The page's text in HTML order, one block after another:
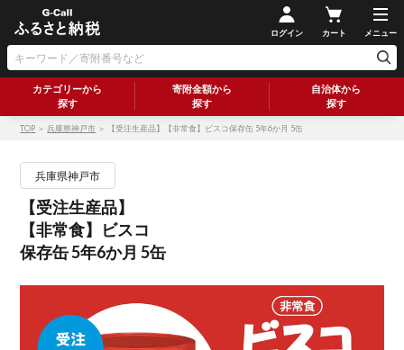
ログイン カート メニュー
カテゴリーから
探す
寄附金額から
探す
自治体から
探す
TOP ＞兵庫県神戸市 ＞ 【受注生産品】【非常食】ビスコ保存缶 5年6か月 5缶
兵庫県神戸市
【受注生産品】
【非常食】ビスコ
保存缶 5年6か月 5缶